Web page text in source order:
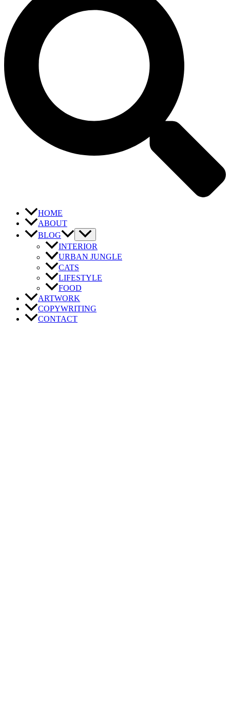
HOME
ABOUT
BLOG
INTERIOR
URBAN JUNGLE
CATS
LIFESTYLE
FOOD
ARTWORK
COPYWRITING
CONTACT